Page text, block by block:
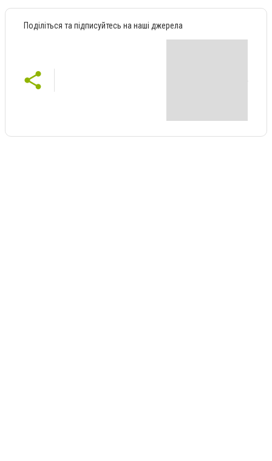
Поділіться та підписуйтесь на наші джерела